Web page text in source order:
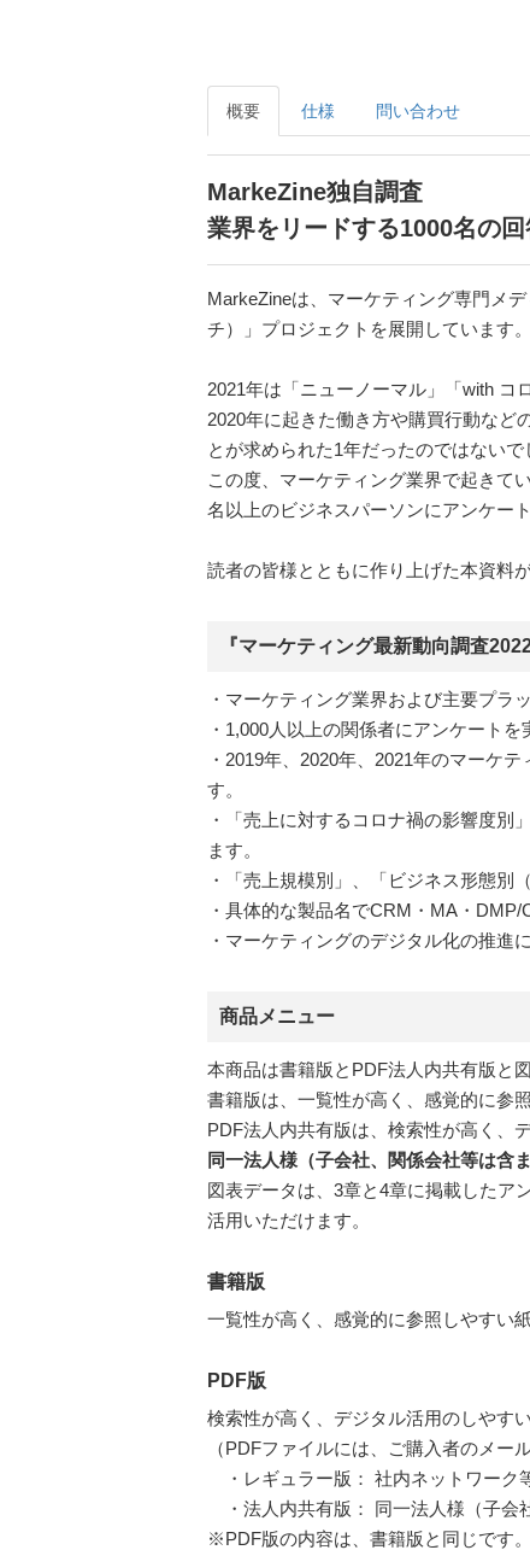
概要 仕様 問い合わせ
MarkeZine独自調査
業界をリードする1000名の
MarkeZineは、マーケティング専門メ
チ）」プロジェクトを展開しています。
2021年は「ニューノーマル」「with コ
2020年に起きた働き方や購買行動など
とが求められた1年だったのではないで
この度、マーケティング業界で起きて
名以上のビジネスパーソンにアンケー
読者の皆様とともに作り上げた本資料
『マーケティング最新動向調査
・マーケティング業界および主要プラ
・1,000人以上の関係者にアンケート
・2019年、2020年、2021年のマーケ
す。
・「売上に対するコロナ禍の影響度別
ます。
・「売上規模別」、「ビジネス形態別
・具体的な製品名でCRM・MA・
・マーケティングのデジタル化の推進
商品メニュー
本商品は書籍版とPDF法人内共有版と
書籍版は、一覧性が高く、感覚的に参
PDF法人内共有版は、検索性が高く、
同一法人様（子会社、関係会社等は含
図表データは、3章と4章に掲載したア
活用いただけます。
書籍版
一覧性が高く、感覚的に参照しやすい
PDF版
検索性が高く、デジタル活用のしやす
（PDFファイルには、ご購入者のメー
・レギュラー版： 社内ネットワーク
・法人内共有版： 同一法人様（子会
※PDF版の内容は、書籍版と同じです。